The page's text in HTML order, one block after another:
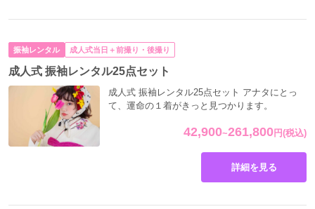
振袖レンタル 成人式当日＋前撮り・後撮り
成人式 振袖レンタル25点セット
42,900~261,800 円(税込)
成人式 振袖レンタル25点セット アナタにとっ
て、運命の１着がきっと見つかります。
詳細を見る